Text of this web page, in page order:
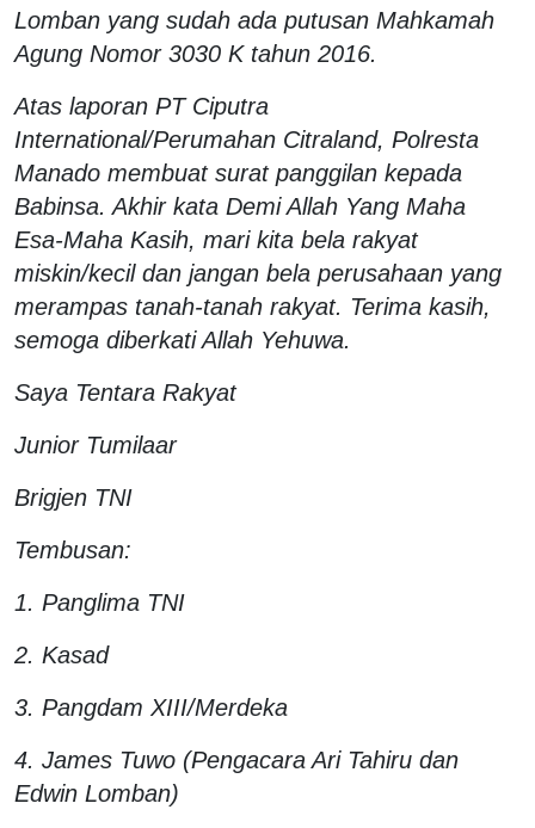
Lomban yang sudah ada putusan Mahkamah
Agung Nomor 3030 K tahun 2016.
Atas laporan PT Ciputra
International/Perumahan Citraland, Polresta
Manado membuat surat panggilan kepada
Babinsa. Akhir kata Demi Allah Yang Maha
Esa-Maha Kasih, mari kita bela rakyat
miskin/kecil dan jangan bela perusahaan yang
merampas tanah-tanah rakyat. Terima kasih,
semoga diberkati Allah Yehuwa.
Saya Tentara Rakyat
Junior Tumilaar
Brigjen TNI
Tembusan:
1. Panglima TNI
2. Kasad
3. Pangdam XIII/Merdeka
4. James Tuwo (Pengacara Ari Tahiru dan
Edwin Lomban)